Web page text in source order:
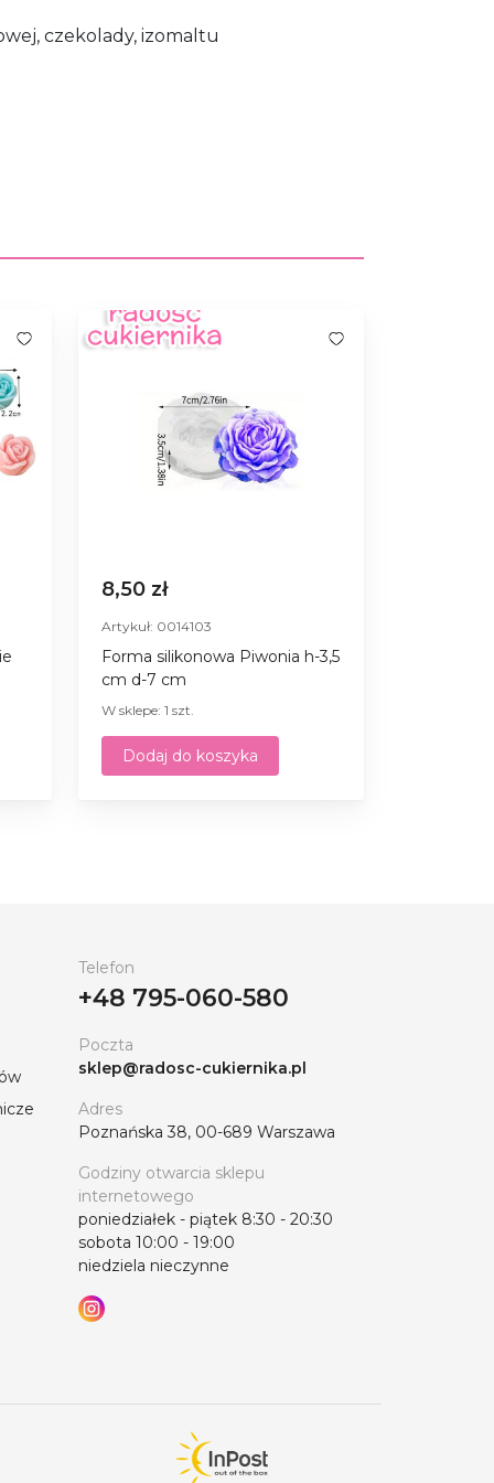
czekolady, izomaltu
8,50 zł
Artykuł: 0014103
Forma silikonowa Piwonia h-3,5
cm d-7 cm
W sklepe: 1 szt.
Dodaj do koszyka
Telefon
+48 795-060-580
Poczta
sklep@radosc-cukiernika.pl
Adres
Poznańska 38, 00-689 Warszawa
Godziny otwarcia sklepu
internetowego
poniedziałek - piątek 8:30 - 20:30
sobota 10:00 - 19:00
niedziela nieczynne